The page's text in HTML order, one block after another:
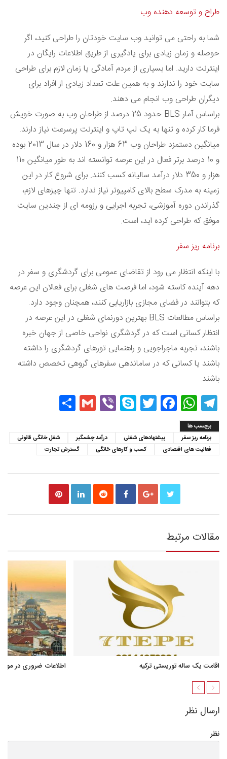
طراح و توسعه دهنده وب
شما به راحتی می توانید وب سایت خودتان را طراحی کنید، اگر
حوصله و زمان زیادی برای یادگیری از طریق اطلاعات رایگان در
اینترنت دارید. اما بسیاری از مردم آمادگی یا زمان لازم برای طراحی
سایت خود را ندارند و به همین علت تعداد زیادی از افراد برای
دیگران طراحی وب انجام می دهند.
براساس آمار BLS حدود 25 درصد از طراحان وب به صورت خویش
فرما کار کرده و تنها به یک لپ تاپ و اینترنت پرسرعت نیاز دارند.
میانگین دستمزد طراحان وب 63 هزار و 160 دلار در سال 2013 بوده
و 10 درصد برتر فعال در این عرصه توانسته اند به طور میانگین 110
هزار و 350 دلار درآمد سالیانه کسب کنند. برای شروع کار در این
زمینه به مدرک سطح بالای کامپیوتر نیاز ندارد. تنها چیزهای لازم،
گذراندن دوره آموزشی، تجربه اجرایی و رزومه ای از چندین سایت
موفق که طراحی کرده اید، است.
برنامه ریز سفر
با اینکه انتظار می رود از تقاضای عمومی برای گردشگری و سفر در
دهه آینده کاسته شود، اما فرصت های شغلی برای فعالان این عرصه
که بتوانند در فضای مجازی بازاریابی کنند، همچنان وجود دارد.
براساس مطالعات BLS بهترین دورنمای شغلی در این عرصه در
انتظار کسانی است که در گردشگری نواحی خاصی از جهان خبره
باشند، تجربه ماجراجویی و راهنمایی تورهای گردشگری را داشته
باشند یا کسانی که در ساماندهی سفرهای گروهی تخصص داشته
باشند.
Telegram
WhatsApp
Facebook
Twitter
Skype
Viber
Gmail
برچسب ها
برنامه ریز سفر
پیشنهادهای شغلی درآمد چشمگیر
شغل خانگی قانونی
فعالیت های اقتصادی
کسب و کارهای خانگی گسترش تجارت
مقالات مرتبط
اقامت یک ساله توریستی ترکیه اطلاعات ضروری در
ارسال نظر
نظر